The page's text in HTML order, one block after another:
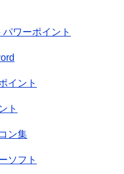
ワーポイント
イント
ト
ン集
ソフト